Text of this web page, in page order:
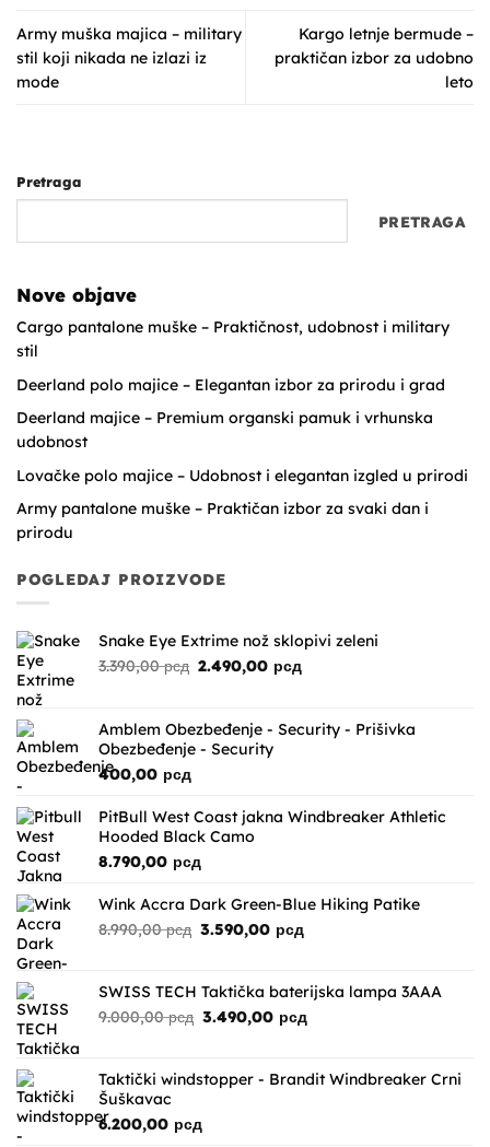
Army muška majica – military
stil koji nikada ne izlazi iz
mode
Kargo letnje bermude –
praktičan izbor za udobno
leto
Pretraga
PRETRAGA
Nove objave
Cargo pantalone muške – Praktičnost, udobnost i military
stil
Deerland polo majice – Elegantan izbor za prirodu i grad
Deerland majice – Premium organski pamuk i vrhunska
udobnost
Lovačke polo majice – Udobnost i elegantan izgled u prirodi
Army pantalone muške – Praktičan izbor za svaki dan i
prirodu
POGLEDAJ PROIZVODE
Snake Eye Extrime nož sklopivi zeleni
3.390,00рсд Originalna
bila:
3.390,00 рсд.
2.490,00 рсдTrenutna
2.490,00 рсд.
Amblem Obezbeđenje - Security - Prišivka
Obezbeđenje - Security
400,00 рсд
PitBull West Coast jakna Windbreaker Athletic
Hooded Black Camo
8.790,00 рсд
Wink Accra Dark Green-Blue Hiking Patike
8.990,00рсд Originalna
bila:
8.990,00 рсд.
3.590,00 рсдTrenutna
3.590,00 рсд.
SWISS TECH Taktička baterijska lampa 3AAA
9.000,00рсд Originalna
bila:
3.490,00 рсдTrenutna
3.490,00 рсд.
Taktički windstopper - Brandit Windbreaker Crni
Šuškavac
6.200,00 рсд